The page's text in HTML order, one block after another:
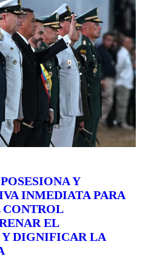
Y
INMEDIATA PARA
EL
DIGNIFICAR LA